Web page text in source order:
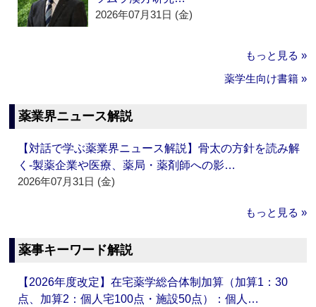
2026年07月31日 (金)
もっと見る »
薬学生向け書籍 »
薬業界ニュース解説
【対話で学ぶ薬業界ニュース解説】骨太の方針を読み解
く‐製薬企業や医療、薬局・薬剤師への影…
2026年07月31日 (金)
もっと見る »
薬事キーワード解説
【2026年度改定】在宅薬学総合体制加算（加算1：30
点、加算2：個人宅100点・施設50点）：個人…